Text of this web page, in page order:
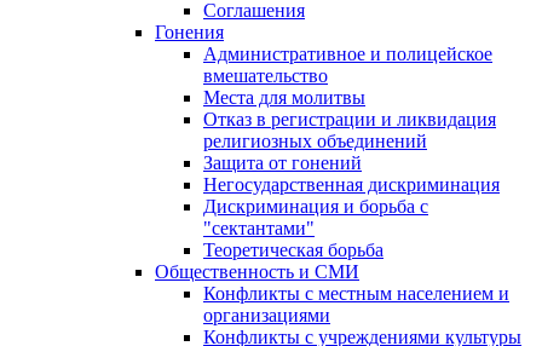
Соглашения
Гонения
Административное и полицейское
вмешательство
Места для молитвы
Отказ в регистрации и ликвидация
религиозных объединений
Защита от гонений
Негосударственная дискриминация
Дискриминация и борьба с
"сектантами"
Теоретическая борьба
Общественность и СМИ
Конфликты с местным населением и
организациями
Конфликты с учреждениями культуры